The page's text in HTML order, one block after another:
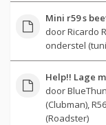
Mini r59 s
doorRicardo
onderstel
Help!! Lage
door
(Clubman),
(Roadster)